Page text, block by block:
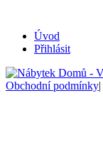
Úvod
Přihlásit
Obchodní podmínky|